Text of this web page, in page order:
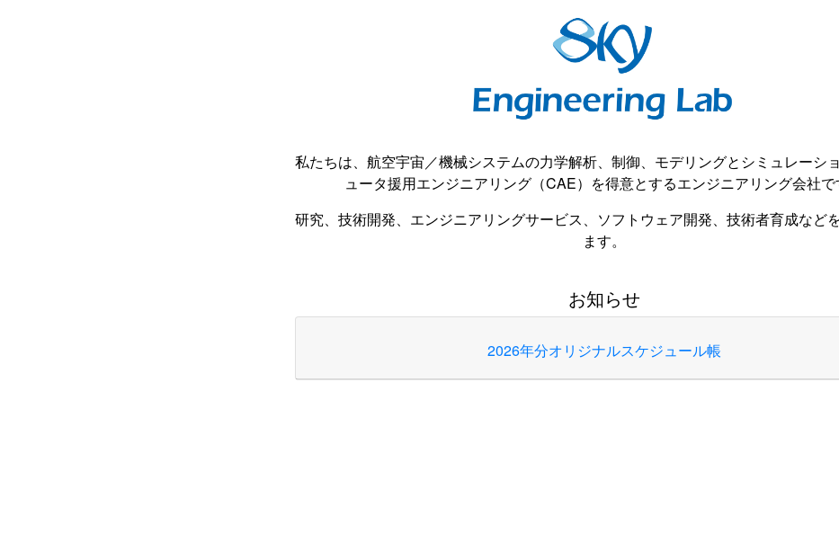
私たちは、航空宇宙／機械システムの力学解析、制御、モデリングとシミュレーシ
ュータ援用エンジニアリング（CAE）を得意とするエンジニアリング会社で
研究、技術開発、エンジニアリングサービス、ソフトウェア開発、技術者育成など
ます。
お知らせ
2026年分オリジナルスケジュール帳